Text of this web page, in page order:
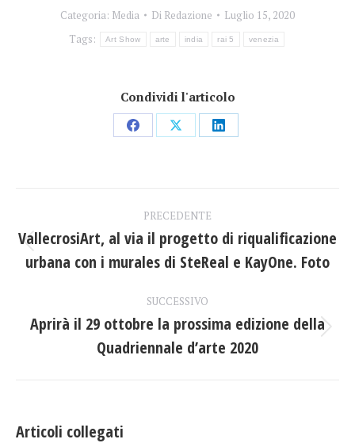
Categoria: Media Di Redazione
Luglio 15, 2020
Tags:
Art Show arte india rai 5 venezia
Condividi l'articolo
CondividiCondividiCondividi
tra
post
PRECEDENTE
Post
precedente:
VallecrosiArt, al via il progetto di riqualificazione
urbana con i murales di SteReal e KayOne. Foto
SUCCESSIVO
Prossimo
post:
Aprirà il 29 ottobre la prossima edizione della
Quadriennale d’arte 2020
Articoli collegati